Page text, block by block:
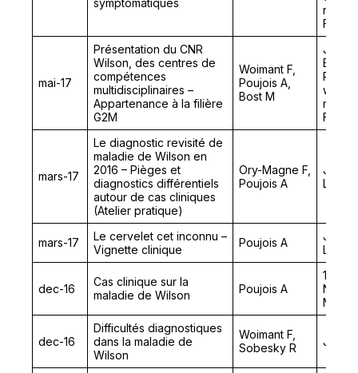
symptomatiques
rares
mai-17
Présentation du CNR
Wilson, des centres de
compétences
multidisciplinaires –
Appartenance à la filière
G2M
Woimant F,
Poujois A,
Bost M
Rares
rares
mars-17
Le diagnostic revisité de
maladie de Wilson en
2016 – Pièges et
diagnostics différentiels
autour de cas cliniques
(Atelier pratique)
Ory-Magne F,
Poujois A
mars-17
Le cervelet cet inconnu –
Vignette clinique
Poujois A
dec-16
Cas clinique sur la
maladie de Wilson
Poujois A
dec-16
Difficultés diagnostiques
dans la maladie de
Wilson
Woimant F,
Sobesky R